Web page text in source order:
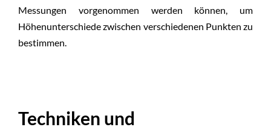
Messungen vorgenommen werden können, um
Höhenunterschiede zwischen verschiedenen Punkten zu
bestimmen.
Techniken und